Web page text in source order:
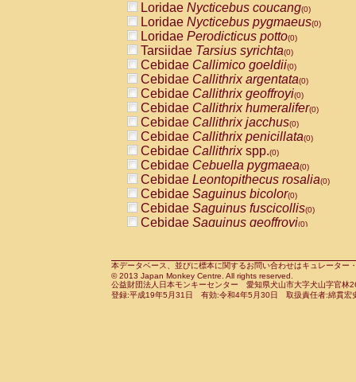
AtelidaeLagothrix lagothricha cana
PitheciidaeCacajao calvus
PitheciidaeCallicebus cupreus
PitheciidaeCallicebus donacophilus
PitheciidaeCallicebus moloch
PitheciidaeCallicebus torquatus
PitheciidaeCallicebusspp.(0)
PitheciidaeChiropotes satanas(0)
PitheciidaePithecia monachus
PitheciidaePithecia pithecia(0)
CercopithecidaeCercocebus agilis
CercopithecidaeCercocebus
CercopithecidaeCercocebus
CercopithecidaeCercocebus
CercopithecidaeCercocebus
CercopithecidaeCercocebushybrid
CercopithecidaePapio anubis(0)
CercopithecidaePapio cynocephalus
CercopithecidaePapio hamadryas(0)
Loridae Nycticebus coucang(0)
Loridae Nycticebus pygmaeus(0)
Loridae Perodicticus potto(0)
Tarsiidae Tarsius syrichta(0)
Cebidae Callimico goeldii(0)
Cebidae Callithrix argentata(0)
Cebidae Callithrix geoffroyi(0)
Cebidae Callithrix humeralifer(0)
Cebidae Callithrix jacchus(0)
Cebidae Callithrix penicillata(0)
Cebidae Callithrixspp.(0)
Cebidae Cebuella pygmaea(0)
Cebidae Leontopithecus rosalia(0)
Cebidae Saguinus bicolor(0)
Cebidae Saguinus fuscicollis(0)
Cebidae Saguinus geoffroyi(0)
CebidaeSaguinus leucopus(0)
CebidaeSaguinus midas(0)
Cebidae Saguinus mystax(0)
本データベース、並びに標本に関するお問い合わせはキュレータ
© 2013 Japan Monkey Centre. All rights reserved.
公益財団法人日本モンキーセンター 愛知県犬山市大字犬山字官
登録:平成19年5月31日 有効:令和4年5月30日 取扱責任者:綿貫宏